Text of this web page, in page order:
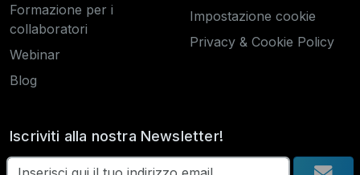
Formazione per i
collaboratori
Webinar
Blog
Impostazione cookie
Privacy & Cookie Policy
Iscriviti alla nostra Newsletter!